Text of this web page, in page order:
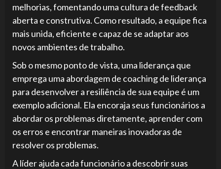
melhorias, fomentando uma cultura de feedback
aberta e construtiva. Como resultado, a equipe fica
mais unida, eficiente e capaz de se adaptar aos
novos ambientes de trabalho.
Sob o mesmo ponto de vista, uma liderança que
emprega uma abordagem de coaching de liderança
para desenvolver a resiliência de sua equipe é um
exemplo adicional. Ela encoraja seus funcionários a
abordar os problemas diretamente, aprender com
os erros e encontrar maneiras inovadoras de
resolver os problemas.
A líder ajuda cada funcionário a descobrir suas